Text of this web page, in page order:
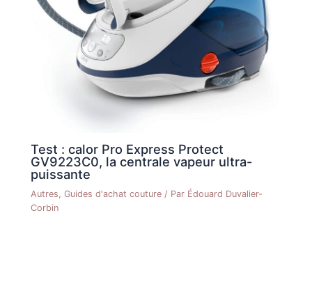
Test : calor Pro Express Protect
GV9223C0, la centrale vapeur ultra-
puissante
Autres ,Guides d'achat couture / Par Édouard Duvalier-
Corbin